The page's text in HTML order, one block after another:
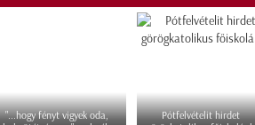
"...hogy fényt vigyek oda,
Pótfelvételit hirdet